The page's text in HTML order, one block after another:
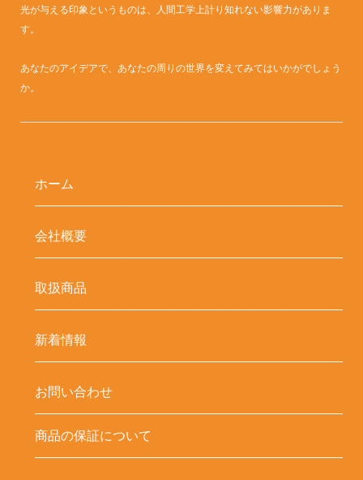
光が与える印象というものは、人間工学上計り知れない影響力がありま
す。
あなたのアイデアで、あなたの周りの世界を変えてみてはいかがでしょう
か。
ホーム
会社概要
取扱商品
新着情報
お問い合わせ
商品の保証について